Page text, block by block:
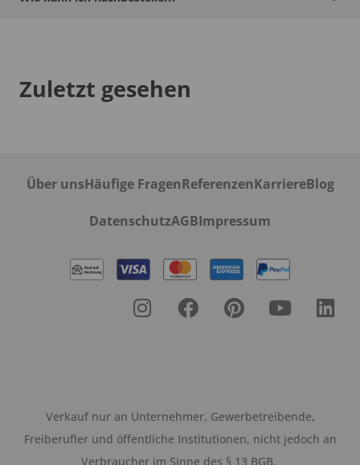
Zuletzt gesehen
Über unsHäufige FragenReferenzenKarriereBlog
DatenschutzAGBImpressum
Verkauf nur an Unternehmer, Gewerbetreibende,
Freiberufler und öffentliche Institutionen, nicht jedoch an
Verbraucher im Sinne des § 13 BGB.